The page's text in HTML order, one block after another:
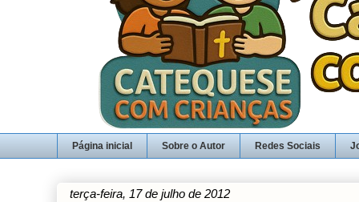
Página inicial Sobre o Autor Redes Sociais
terça-feira, 17 de julho de 2012